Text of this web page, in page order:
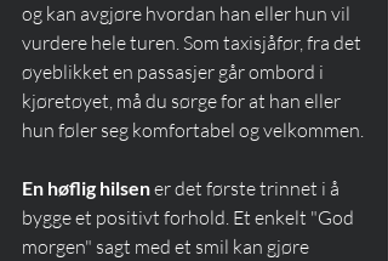
og kan avgjøre hvordan han eller hun vil
vurdere hele turen. Som taxisjåfør, fra det
øyeblikket en passasjer går ombord i
kjøretøyet, må du sørge for at han eller
hun føler seg komfortabel og velkommen.
En høflig hilsen er det første trinnet i å
bygge et positivt forhold. Et enkelt "God
morgen" sagt med et smil kan gjøre